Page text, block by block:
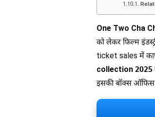
One Two Cha
को लेकर फिल्म
ticket sales में
collection 2025
इसकी बॉक्स ऑफिस